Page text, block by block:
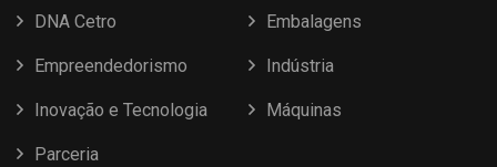
DNA Cetro Embalagens
Empreendedorismo Indústria
Inovação e Tecnologia Máquinas
Parceria